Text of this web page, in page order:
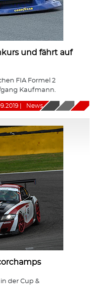
und fährt auf
FIA Formel 2
Kaufmann.
News
der Cup &